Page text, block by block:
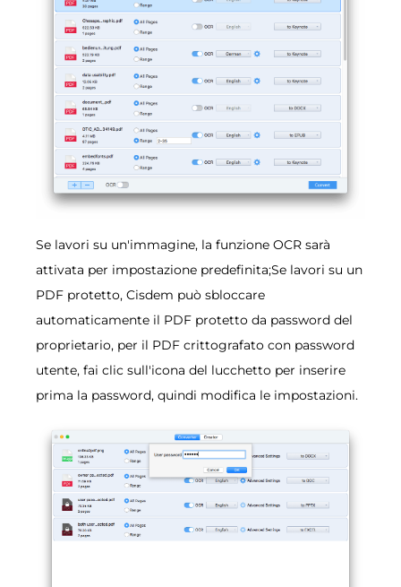
Se lavori su un'immagine, la funzione OCR sarà
attivata per impostazione predefinita;Se lavori su un
PDF protetto, Cisdem può sbloccare
automaticamente il PDF protetto da password del
proprietario, per il PDF crittografato con password
utente, fai clic sull'icona del lucchetto per inserire
prima la password, quindi modifica le impostazioni.